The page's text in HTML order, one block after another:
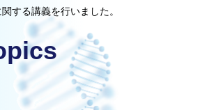
する講義を行いました。